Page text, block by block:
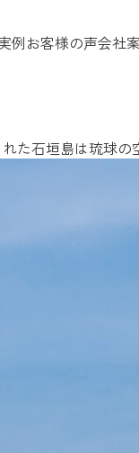
例 お客様の声会社
た石垣島は琉球の